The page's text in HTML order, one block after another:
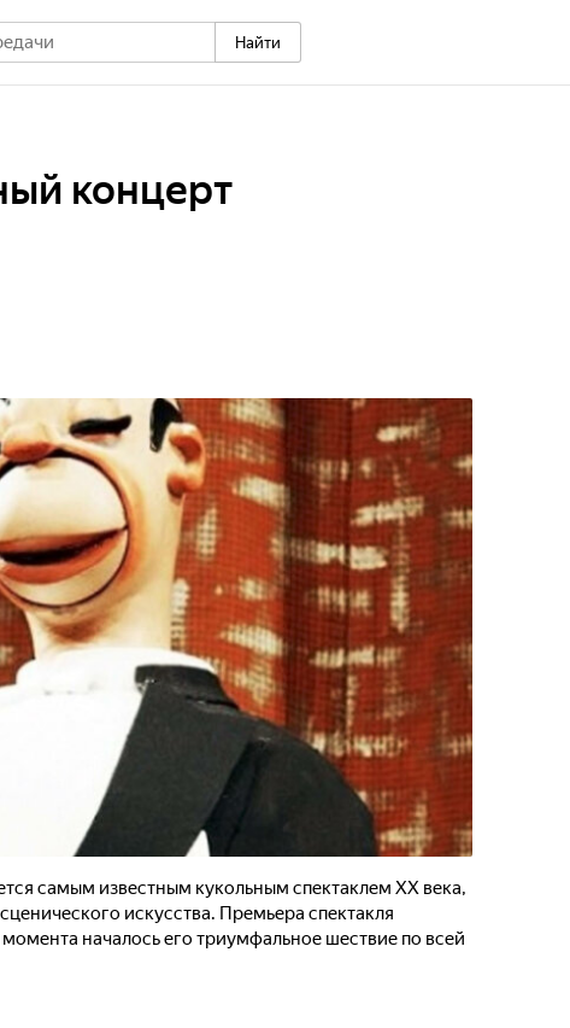
Найти
концерт
самым известным кукольным спектаклем ХХ века,
искусства. Премьера спектакля
момента началось его триумфальное шествие по всей